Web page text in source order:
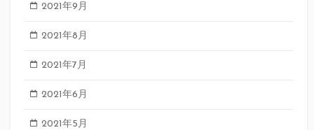
2021年9月
2021年8月
2021年7月
2021年6月
2021年5月